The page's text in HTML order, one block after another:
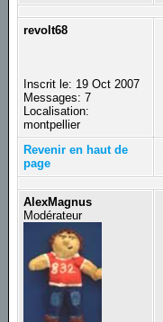
revolt68
Inscrit le: 19 Oct 2007
Messages: 7
Localisation:
montpellier
Revenir en haut de
page
AlexMagnus
Modérateur